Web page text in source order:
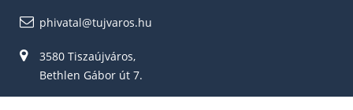
phivatal@tujvaros.hu
3580 Tiszaújváros,
Bethlen Gábor út 7.